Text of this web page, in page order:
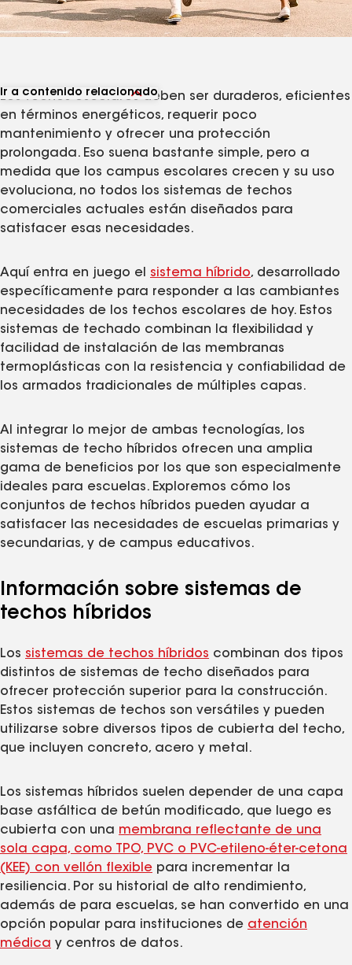
Ir a contenido relacionado
Ver productos relacionados
Ver artículos relacionados
Los techos escolares deben ser duraderos, eficientes
en términos energéticos, requerir poco
mantenimiento y ofrecer una protección
prolongada. Eso suena bastante simple, pero a
medida que los campus escolares crecen y su uso
evoluciona, no todos los sistemas de techos
comerciales actuales están diseñados para
satisfacer esas necesidades.
Aquí entra en juego el sistema híbrido, desarrollado
específicamente para responder a las cambiantes
necesidades de los techos escolares de hoy. Estos
sistemas de techado combinan la flexibilidad y
facilidad de instalación de las membranas
termoplásticas con la resistencia y confiabilidad de
los armados tradicionales de múltiples capas.
Al integrar lo mejor de ambas tecnologías, los
sistemas de techo híbridos ofrecen una amplia
gama de beneficios por los que son especialmente
ideales para escuelas. Exploremos cómo los
conjuntos de techos híbridos pueden ayudar a
satisfacer las necesidades de escuelas primarias y
secundarias, y de campus educativos.
Información sobre sistemas de
techos híbridos
Los sistemas de techos híbridos combinan dos tipos
distintos de sistemas de techo diseñados para
ofrecer protección superior para la construcción.
Estos sistemas de techos son versátiles y pueden
utilizarse sobre diversos tipos de cubierta del techo,
que incluyen concreto, acero y metal.
Los sistemas híbridos suelen depender de una capa
base asfáltica de betún modificado, que luego es
cubierta con una membrana reflectante de una
sola capa, como TPO, PVC o PVC-etileno-éter-cetona
(KEE) con vellón flexible para incrementar la
resiliencia. Por su historial de alto rendimiento,
además de para escuelas, se han convertido en una
opción popular para instituciones de atención
médica y centros de datos.